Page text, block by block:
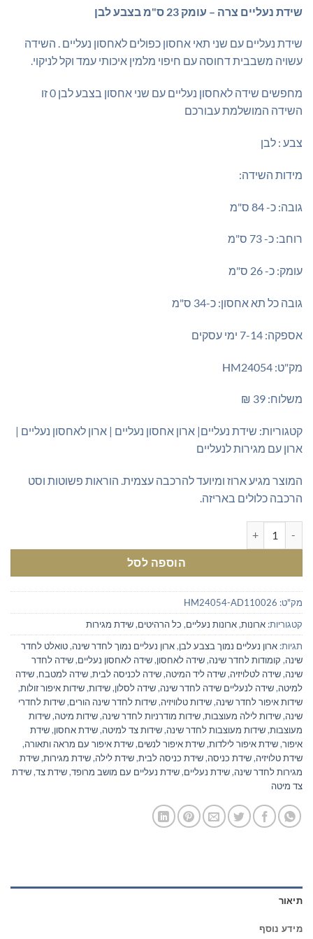
שידת נעליים צרה – עומק 23 ס"מ בצבע לבן
שידת נעליים עם שני תאי אחסון כפולים לאחסון נעליים . השידה
עשויה משבבית דחוסה עם חיפוי מלמין איכותי עמד וקל לניקוי.
מחפשים שידה לאחסון נעליים עם שני אחסון בצבע לבן 0 זו
השידה המושלמת עבורכם
צבע : לבן
מידות השידה:
גובה: כ- 84 ס"מ
רוחב: כ- 73 ס"מ
עומק: כ- 26 ס"מ
גובה כל תא אחסון: כ-34 ס"מ
אספקה: 7-14 ימי עסקים
מק"ט: HM24054
משלוח: 39 ₪
קטגוריות: שידת נעליים| ארון אחסון נעליים | ארון לאחסון נעליים |
ארון עם מגירות לנעליים
המוצר מגיע ארוז ומיועד להרכבה עצמית. הוראות פשוטות וסט
הרכבה כלולים באריזה.
הוספה לסל
מק"ט: HM24054-AD110026
קטגוריות: ארונות,ארונות נעליים, כל הרהיטים,שידת מגירות
תגיות: ארון נעליים נמוך בצבע לבן,ארון נעליים נמוך לחדר שינה,טואלט לחדר
שינה, קומודות לחדר שינה,שידה לאחסון,שידה לאחסון נעליים,שידה לחדר
שינה,שידה לטלויזיה,שידה ליד המיטה,שידה לכניסה לבית,שידה למטבח,שידה
למיטה,שידה לנעליים שידה לחדר שינה,שידה לסלון,שידות,שידות איפור זולות,
שידות איפור לחדר שינה,שידות טלוויזיה,שידות לחדר שינה הורים,שידות לחדרי
שינה,שידות לילה מעוצבות,שידות מודרניות לחדר שינה,שידות מיטה,שידות
מעוצבות,שידות מעוצבות לחדר שינה,שידות צד למיטה,שידת אחסון,שידת
איפור,שידת איפור לילדות,שידת איפור לנשים,שידת איפור עם מראה ותאורה,
שידת טלויזיה,שידת כניסה,שידת כניסה לבית,שידת לילה,שידת מגירות,שידת
מגירות לחדר שינה,שידת נעליים,שידת נעליים עם מושב מרופד,שידת צד,שידת
צד מיטה
תיאור
מידע נוסף